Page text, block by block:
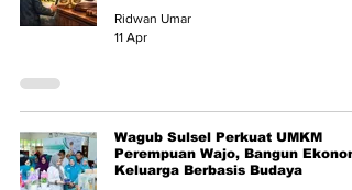
Ridwan Umar
11 Apr
Wagub Sulsel Perkuat UMKM
Perempuan Wajo, Bangun
Keluarga Berbasis Budaya